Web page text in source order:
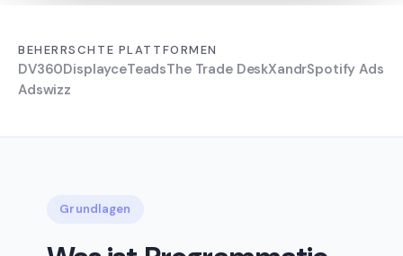
BEHERRSCHTE PLATTFORMEN
DV360DisplayceTeadsThe Trade DeskXandrSpotify Ads
Adswizz
Grundlagen